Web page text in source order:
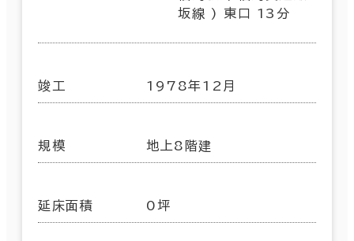
坂線 ) 東口 13分
竣工 1978年12月
規模 地上8階建
延床面積 0坪